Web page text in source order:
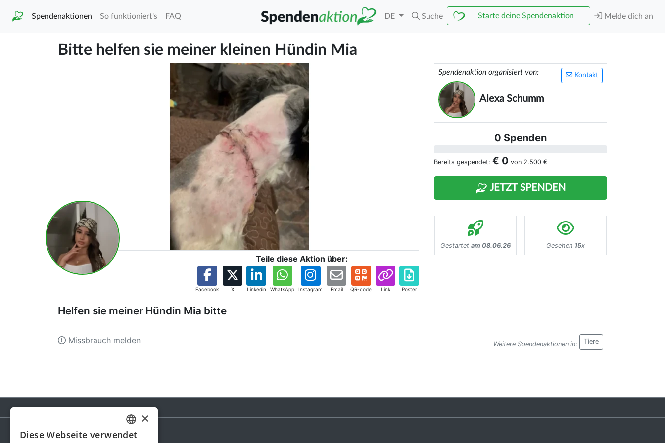
Spendenaktionen So funktioniert's FAQ DE Suche Starte deine Spendenaktion Melde dich an
Bitte helfen sie meiner kleinen Hündin Mia
Teile diese Aktion über:
Facebook X Linkedin WhatsApp Instagram Email QR-code Link Poster
Helfen sie meiner Hündin Mia bitte
Kontakt
Spendenaktion organisiert von:
Alexa Schumm
0 Spenden
Bereits gespendet: € 0 von 2.500 €
JETZT SPENDEN
Gestartet am 08.06.26 Gesehen 15x
Weitere Spendenaktionen in: Tiere
Missbrauch melden
GERMAN
×
Diese Webseite verwendet